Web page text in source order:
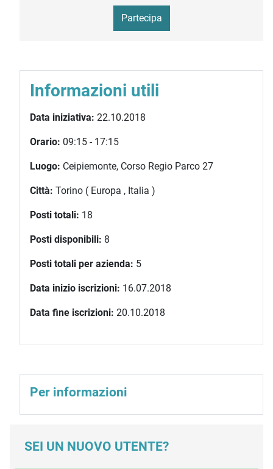
Partecipa
Informazioni utili
Data iniziativa: 22.10.2018
Orario: 09:15 - 17:15
Luogo: Ceipiemonte, Corso Regio Parco 27
Città: Torino ( Europa , Italia )
Posti totali: 18
Posti disponibili: 8
Posti totali per azienda: 5
Data inizio iscrizioni: 16.07.2018
Data fine iscrizioni: 20.10.2018
Per informazioni
SEI UN NUOVO UTENTE?